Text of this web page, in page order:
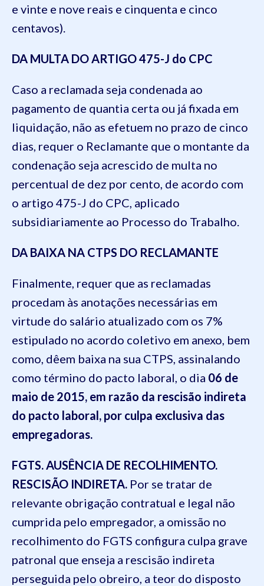
e vinte e nove reais e cinquenta e cinco
centavos).
DA MULTA DO ARTIGO 475-J do CPC
Caso a reclamada seja condenada ao
pagamento de quantia certa ou já fixada em
liquidação, não as efetuem no prazo de cinco
dias, requer o Reclamante que o montante da
condenação seja acrescido de multa no
percentual de dez por cento, de acordo com
o artigo 475-J do CPC, aplicado
subsidiariamente ao Processo do Trabalho.
DA BAIXA NA CTPS DO RECLAMANTE
Finalmente, requer que as reclamadas
procedam às anotações necessárias em
virtude do salário atualizado com os 7%
estipulado no acordo coletivo em anexo, bem
como, dêem baixa na sua CTPS, assinalando
como término do pacto laboral, o dia 06 de
maio de 2015, em razão da rescisão indireta
do pacto laboral, por culpa exclusiva das
empregadoras.
FGTS. AUSÊNCIA DE RECOLHIMENTO.
RESCISÃO INDIRETA. Por se tratar de
relevante obrigação contratual e legal não
cumprida pelo empregador, a omissão no
recolhimento do FGTS configura culpa grave
patronal que enseja a rescisão indireta
perseguida pelo obreiro, a teor do disposto